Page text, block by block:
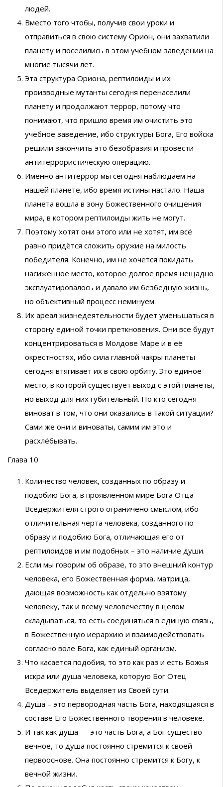
людей.
Вместо того чтобы, получив свои уроки и
отправиться в свою систему Орион, они захватили
планету и поселились в этом учебном заведении на
многие тысячи лет.
Эта структура Ориона, рептилоиды и их
производные мутанты сегодня перенаселили
планету и продолжают террор, потому что
понимают, что пришло время им очистить это
учебное заведение, ибо структуры Бога, Его войска
решили закончить это безобразия и провести
антитеррористическую операцию.
Именно антитеррор мы сегодня наблюдаем на
нашей планете, ибо время истины настало. Наша
планета вошла в зону Божественного очищения
мира, в котором рептилоиды жить не могут.
Поэтому хотят они этого или не хотят, им всё
равно придётся сложить оружие на милость
победителя. Конечно, им не хочется покидать
насиженное место, которое долгое время нещадно
эксплуатировалось и давало им безбедную жизнь,
но объективный процесс неминуем.
Их ареал жизнедеятельности будет уменьшаться в
сторону единой точки преткновения. Они все будут
концентрироваться в Молдове Маре и в её
окрестностях, ибо сила главной чакры планеты
сегодня втягивает их в свою орбиту. Это единое
место, в которой существует выход с этой планеты,
но выход для них губительный. Но кто сегодня
виноват в том, что они оказались в такой ситуации?
Сами же они и виноваты, самим им это и
расхлёбывать.
Глава 10
Количество человек, созданных по образу и
подобию Бога, в проявленном мире Бога Отца
Вседержителя строго ограничено смыслом, ибо
отличительная черта человека, созданного по
образу и подобию Бога, отличающая его от
рептилоидов и им подобных – это наличие души.
Если мы говорим об образе, то это внешний контур
человека, его Божественная форма, матрица,
дающая возможность как отдельно взятому
человеку, так и всему человечеству в целом
складываться, то есть соединяться в единую связь,
в Божественную иерархию и взаимодействовать
согласно воле Бога, как единый организм.
Что касается подобия, то это как раз и есть Божья
искра или душа человека, которую Бог Отец
Вседержитель выделяет из Своей сути.
Душа – это первородная часть Бога, находящаяся в
составе Его Божественного творения в человеке.
И так как душа — это часть Бога, а Бог существо
вечное, то душа постоянно стремится к своей
первооснове. Она постоянно стремится к Богу, к
вечной жизни.